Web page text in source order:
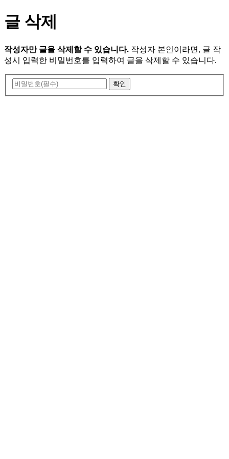
글 삭제
작성자만 글을 삭제할 수 있습니다. 작성자 본인이라면, 글 작
성시 입력한 비밀번호를 입력하여 글을 삭제할 수 있습니다.